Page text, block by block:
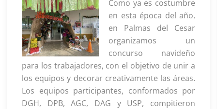
Como ya es costumbre
en esta época del año,
en Palmas del Cesar
organizamos un
concurso navideño
para los trabajadores, con el objetivo de unir a
los equipos y decorar creativamente las áreas.
Los equipos participantes, conformados por
DGH, DPB, AGC, DAG y USP, compitieron